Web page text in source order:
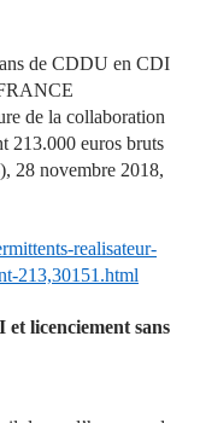
de CDDU en CDI
de la collaboration
213.000 euros bruts
28 novembre 2018,
realisateur-
213,30151.html
et licenciement sans